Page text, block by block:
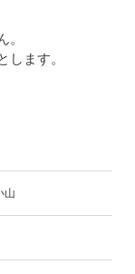
ます。
山